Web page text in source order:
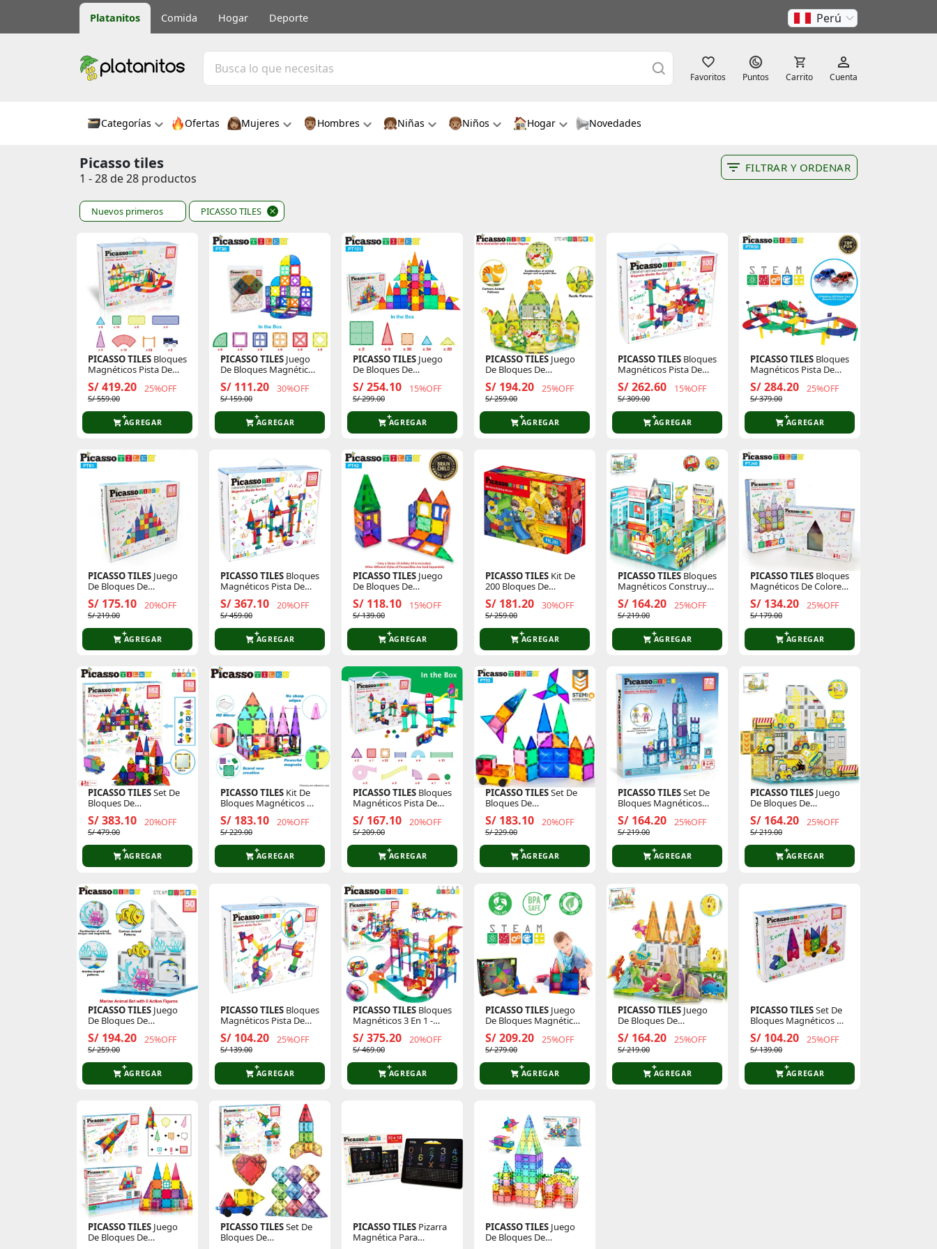
Platanitos Comida Hogar Deporte Perú
Favoritos Puntos Carrito Cuenta
Categorías Ofertas Mujeres Hombres Niñas Niños Hogar Novedades
Picasso tiles
1 - 28 de 28 productos
FILTRAR Y ORDENAR
Nuevos primeros PICASSO TILES
PICASSO TILESBloques
Magnéticos Pista De
Carreras De 80 Piezas Y
2 Autos Led
S/ 419.20 25%OFF
S/ 559.00
AGREGAR
PICASSO TILESJuego
De Bloques Magnéticos
Con Ventanas Y Semi
Circulos De 36 Piezas
S/ 111.20 30%OFF
S/ 159.00
AGREGAR
PICASSO TILESJuego
De Bloques De
Construcción
Magnéticos De 101
Piezas
S/ 254.10 15%OFF
S/ 299.00
AGREGAR
PICASSO TILESJuego
De Bloques De
Construcción
Magnéticos Granja De
52 Piezas (Incluye 8
Figuras De Animales)
S/ 194.20 25%OFF
S/ 259.00
AGREGAR
PICASSO TILESBloques
Magnéticos Pista De
Canicas De 100 Piezas
S/ 262.60 15%OFF
S/ 309.00
AGREGAR
PICASSO TILESBloques
Magnéticos Pista De
Carreras De 50 Piezas Y
2 Autos Led
S/ 284.20 25%OFF
S/ 379.00
AGREGAR
PICASSO TILESJuego
De Bloques De
Construccion
Magneticos De 61 Piezas
S/ 175.10 20%OFF
S/ 219.00
AGREGAR
PICASSO TILESBloques
Magnéticos Pista De
Canicas De 150 Piezas
S/ 367.10 20%OFF
S/ 459.00
AGREGAR
PICASSO TILESJuego
De Bloques De
Construcción
Magnéticos De 42
Piezas
S/ 118.10 15%OFF
S/ 139.00
AGREGAR
PICASSO TILESKit De
200 Bloques De
Construcción Grandes
S/ 181.20 30%OFF
S/ 259.00
AGREGAR
PICASSO TILESBloques
Magnéticos Construye
Una Ciudad Metro City
De 50 Piezas
S/ 164.20 25%OFF
S/ 219.00
AGREGAR
PICASSO TILESBloques
Magnéticos De Colores
Pasteles Y Glitter De 48
Piezas
S/ 134.20 25%OFF
S/ 179.00
AGREGAR
PICASSO TILESSet De
Bloques De
Construcción
Magnéticos De 152
Piezas Traslúcidas
S/ 383.10 20%OFF
S/ 479.00
AGREGAR
PICASSO TILESKit De
Bloques Magnéticos De
63 Piezas Con 2 Figuras
De Personajes
S/ 183.10 20%OFF
S/ 229.00
AGREGAR
PICASSO TILESBloques
Magnéticos Pista De
Canicas De 70 Piezas
S/ 167.10 20%OFF
S/ 209.00
AGREGAR
PICASSO TILESSet De
Bloques De
Construcción
Magnéticos De 63
Piezas (Incluye Kit Para
Armar Un Vehículo)
S/ 183.10 20%OFF
S/ 229.00
AGREGAR
PICASSO TILESSet De
Bloques Magnéticos
Castillo De Hielo Con
Princesa De 72 Piezas
S/ 164.20 25%OFF
S/ 219.00
AGREGAR
PICASSO TILESJuego
De Bloques De
Construcción
Magnéticos De 45
Piezas (Incluye 8
Figuras De Vehículos)
S/ 164.20 25%OFF
S/ 219.00
AGREGAR
PICASSO TILESJuego
De Bloques De
Magnéticos Mundo
Marino De 52 Piezas
(Incluye 8 Figuras De
Animales)
S/ 194.20 25%OFF
S/ 259.00
AGREGAR
PICASSO TILESBloques
Magnéticos Pista De
S/ 104.20 25%OFF
S/ 139.00
AGREGAR
PICASSO TILESBloques
Magnéticos 3 En 1 -
Autos De 108 Piezas
S/ 375.20 20%OFF
S/ 469.00
AGREGAR
PICASSO TILESJuego
De Bloques Magnéticos
Oscuridad De 60 Piezas
S/ 209.20 25%OFF
S/ 279.00
AGREGAR
PICASSO TILESJuego
De Bloques De
Magnéticos Mundo
Dinosaurio De 38 Piezas
(Incluye 8 Figuras De
Dinosaurios)
S/ 164.20 25%OFF
S/ 219.00
AGREGAR
PICASSO TILESSet De
Bloques Magnéticos De
Para Armar Un
Vehículo)
S/ 104.20 25%OFF
S/ 139.00
AGREGAR
PICASSO TILESJuego
De Bloques De
PICASSO TILESSet De
Bloques De
PICASSO TILESPizarra
Magnética Para
PICASSO TILESJuego
De Bloques De